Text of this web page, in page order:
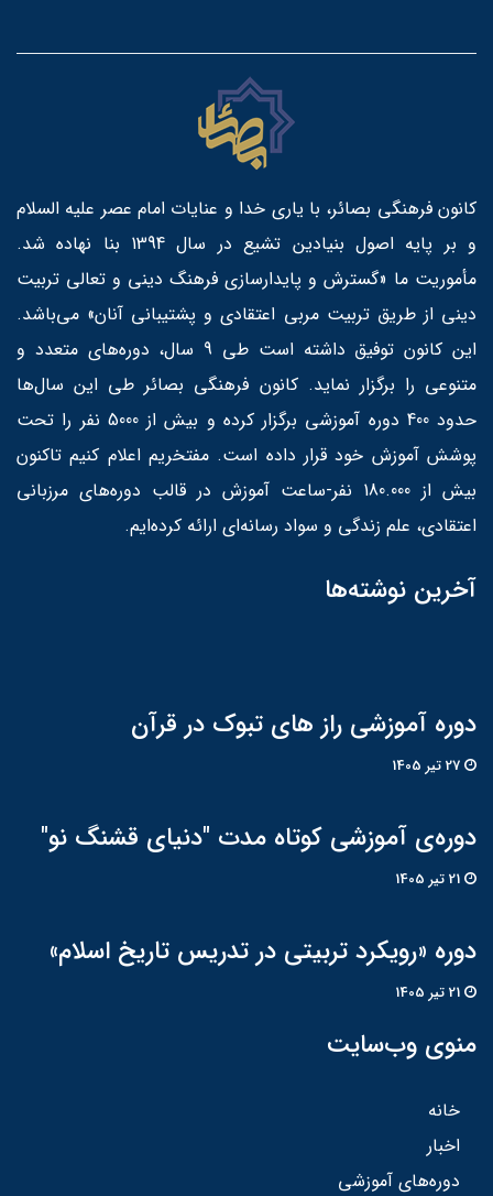
کانون فرهنگی بصائر، با یاری خدا و عنایات امام عصر علیه السلام
و بر پایه اصول بنیادین تشیع در سال 1394 بنا نهاده شد.
مأموریت ما «گسترش و پایدارسازی فرهنگ دینی و تعالی تربیت
دینی از طریق تربیت مربی اعتقادی و پشتیبانی آنان» می‌باشد.
این کانون توفیق داشته است طی 9 سال، دوره‌های متعدد و
متنوعی را برگزار نماید. کانون فرهنگی بصائر طی این سال‌ها
حدود 400 دوره آموزشی برگزار کرده و بیش از 5000 نفر را تحت
پوشش آموزش خود قرار داده است. مفتخریم اعلام کنیم تاکنون
بیش از 180.000 نفر-ساعت آموزش در قالب دوره‌های مرزبانی
اعتقادی، علم زندگی و سواد رسانه‌ای ارائه کرده‌ایم.
آخرین نوشته‌ها
دوره آموزشی راز های تبوک در قرآن
دوره‌ی آموزشی کوتاه مدت "دنیای قشنگ نو"
دوره «رویکرد تربیتی در تدریس تاریخ اسلام»
منوی وب‌سایت
خانه
اخبار
دوره‌های آموزشی